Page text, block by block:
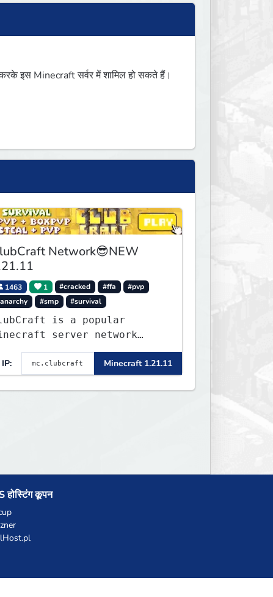
इस Minecraft सर्वर में शामिल हो सकते हैं।
Network😎NEW
1463 1 #cracked #ffa
#pvp
#smp #survival
is a popular
server network
a variety of game
including Survival,
FFA BoxPVP,
KitPVP and many
IP: Minecraft 1.21.11
होस्टिंग कूपन